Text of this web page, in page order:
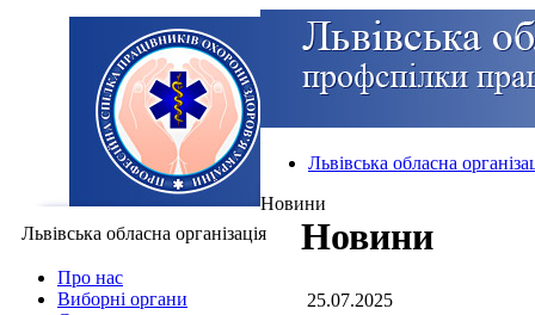
Львівська обласна
Новини
Львівська обласна організація
Про нас
Виборні органи
Новини
25.07.2025